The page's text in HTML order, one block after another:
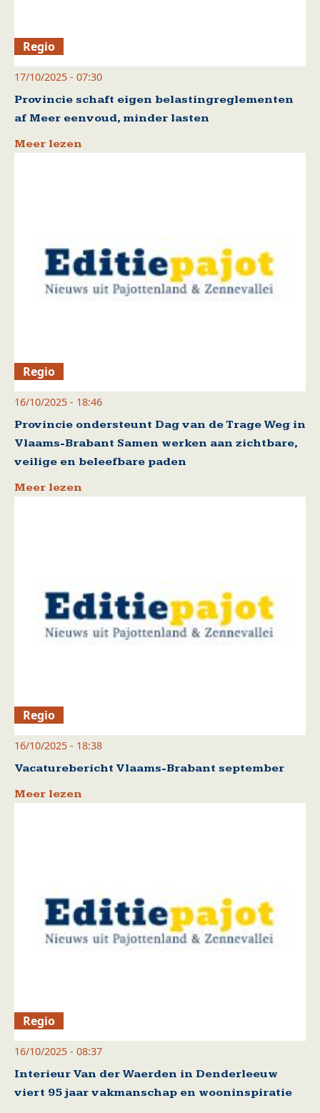
Regio
17/10/2025 - 07:30
Provincie schaft eigen belastingreglementen
af Meer eenvoud, minder lasten
Meer lezen
Regio
16/10/2025 - 18:46
Provincie ondersteunt Dag van de Trage Weg in
Vlaams-Brabant Samen werken aan zichtbare,
veilige en beleefbare paden
Meer lezen
Regio
16/10/2025 - 18:38
Vacaturebericht Vlaams-Brabant september
Meer lezen
Regio
16/10/2025 - 08:37
Interieur Van der Waerden in Denderleeuw
viert 95 jaar vakmanschap en wooninspiratie